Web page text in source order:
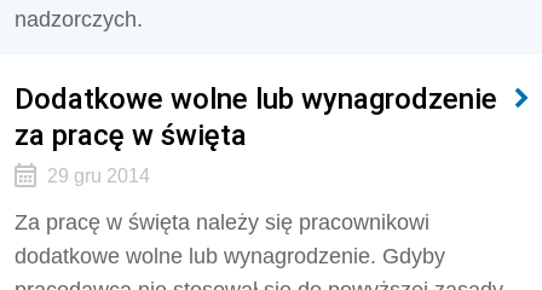
nadzorczych.
Dodatkowe wolne lub wynagrodzenie
za pracę w święta
29 gru 2014
Za pracę w święta należy się pracownikowi
dodatkowe wolne lub wynagrodzenie. Gdyby